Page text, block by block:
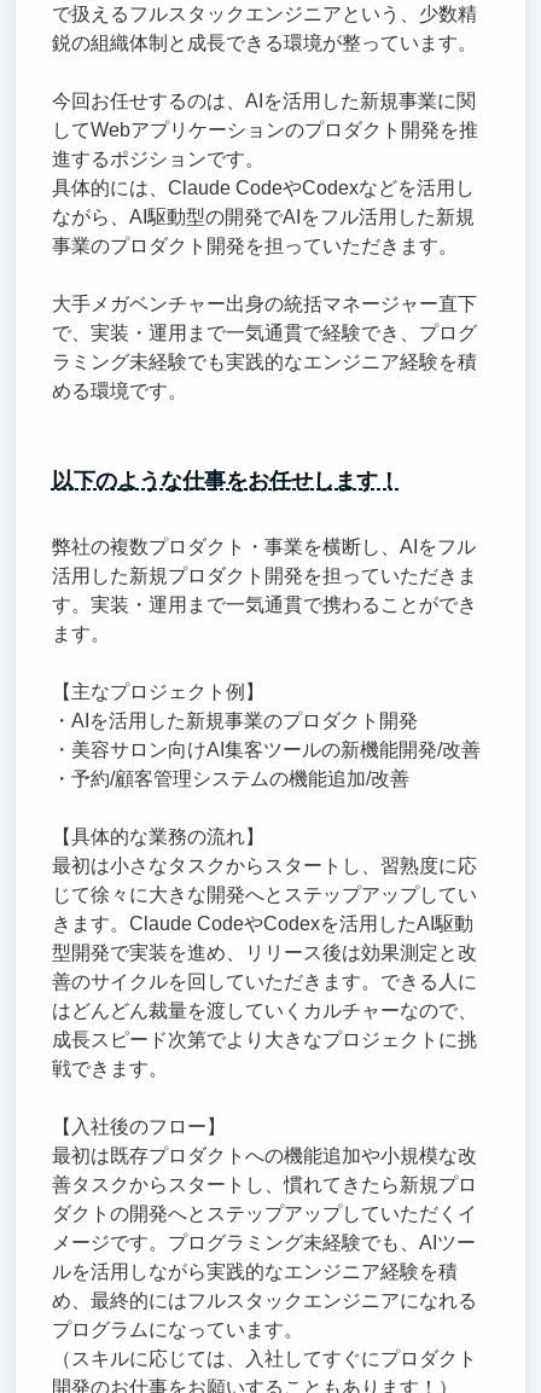
で扱えるフルスタックエンジニアという、少数精
鋭の組織体制と成長できる環境が整っています。
今回お任せするのは、AIを活用した新規事業に関
してWebアプリケーションのプロダクト開発を推
進するポジションです。
具体的には、Claude CodeやCodexなどを活用し
ながら、AI駆動型の開発でAIをフル活用した新規
事業のプロダクト開発を担っていただきます。
大手メガベンチャー出身の統括マネージャー直下
で、実装・運用まで一気通貫で経験でき、プログ
ラミング未経験でも実践的なエンジニア経験を積
める環境です。
以下のような仕事をお任せします！
弊社の複数プロダクト・事業を横断し、AIをフル
活用した新規プロダクト開発を担っていただきま
す。実装・運用まで一気通貫で携わることができ
ます。
【主なプロジェクト例】
・AIを活用した新規事業のプロダクト開発
・美容サロン向けAI集客ツールの新機能開発/改善
・予約/顧客管理システムの機能追加/改善
【具体的な業務の流れ】
最初は小さなタスクからスタートし、習熟度に応
じて徐々に大きな開発へとステップアップしてい
きます。Claude CodeやCodexを活用したAI駆動
型開発で実装を進め、リリース後は効果測定と改
善のサイクルを回していただきます。できる人に
はどんどん裁量を渡していくカルチャーなので、
成長スピード次第でより大きなプロジェクトに挑
戦できます。
【入社後のフロー】
最初は既存プロダクトへの機能追加や小規模な改
善タスクからスタートし、慣れてきたら新規プロ
ダクトの開発へとステップアップしていただくイ
メージです。プログラミング未経験でも、AIツー
ルを活用しながら実践的なエンジニア経験を積
め、最終的にはフルスタックエンジニアになれる
プログラムになっています。
（スキルに応じては、入社してすぐにプロダクト
開発のお仕事をお願いすることもあります！）